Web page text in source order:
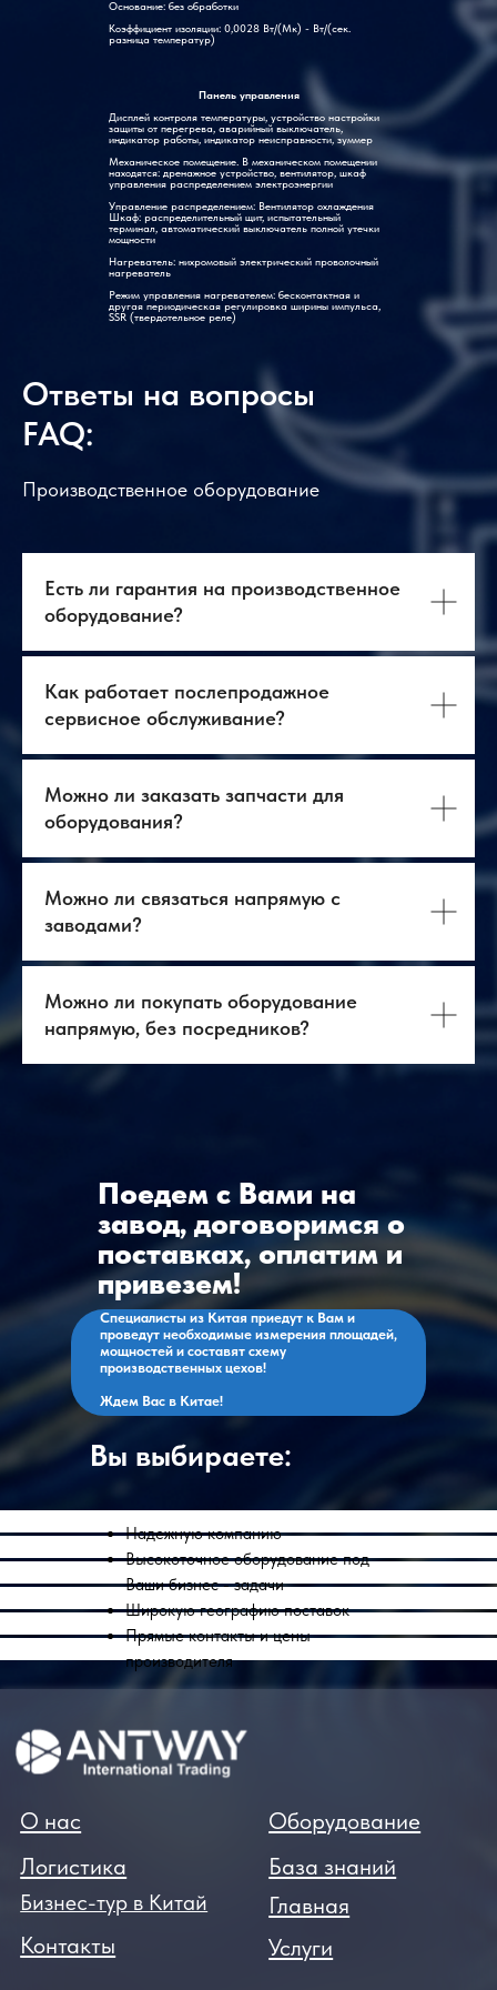
ПИД-регулятор микрокомпьютера, импортированный
из Тайваня (дополнительный контроллер сенсорного
Основание: без обработки
Коэффициент изоляции: 0,0028 Вт/(Мк) - Вт/(сек.
разница температур)
Панель управления
Дисплей контроля температуры, устройство настройки
защиты от перегрева, аварийный выключатель,
индикатор работы, индикатор неисправности, зуммер
Механическое помещение. В механическом помещении
находятся: дренажное устройство, вентилятор, шкаф
управления распределением электроэнергии
Управление распределением: Вентилятор охлаждения
Шкаф: распределительный щит, испытательный
терминал, автоматический выключатель полной утечки
мощности
Нагреватель: нихромовый электрический проволочный
нагреватель
Режим управления нагревателем: бесконтактная и
другая периодическая регулировка ширины импульса,
SSR (твердотельное реле)
Ответы на вопросы
FAQ:
Производственное оборудование
Есть ли гарантия на производственное
оборудование?
Как работает послепродажное
сервисное обслуживание?
Можно ли заказать запчасти для
оборудования?
Можно ли связаться напрямую с
заводами?
Можно ли покупать оборудование
напрямую, без посредников?
Вы выбираете:
Поедем с Вами на
завод, договоримся о
поставках, оплатим и
привезем!
Специалисты из Китая приедут к Вам и
проведут необходимые измерения площадей,
мощностей и составят схему
производственных цехов!
Ждем Вас в Китае!
Надежную компанию
Высокоточное оборудование под
Ваши бизнес - задачи
Широкую географию поставок
Прямые контакты и цены
производителя
Логистика
Бизнес-тур в Китай
Услуги
Контакты
База знаний
+7 968 636 98 34
+7 903 219 10 52
Оборудование ВЭД
contact@antway.ru
cnc@antway.ru